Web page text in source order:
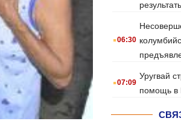
.06:30
.07:09
Уругвай
помощь в